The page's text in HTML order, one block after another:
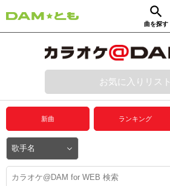
曲を探す
動画からさがす
ログイン
プレミアムサービス
DAM★とも動画
DAM★とも録音
お気に入りリスト
新曲 ランキング